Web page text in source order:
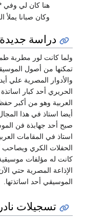
هنا كان لي وفي
وكان صبانا
دراسة جديدة
ولما كانت لور مطربة
تمكنها من أصول
والأدوار المصرية علي
الحريري أحد كبار
العربية وهو من أكبر
أيضا استاذ في هذا
صبح أحد جهابذة فن
استاذ في المقامات
الحفلات الكري ويصاحب
كانت له مؤلفات
الإذاعة المصرية حتي
الموسيقي أحد اساتذتها.
تسجيلات